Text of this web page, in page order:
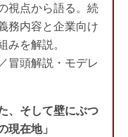
視点から語る。続
務内容と企業向け
を解説。
冒頭解説・モデレ
、そして壁にぶつ
在地」